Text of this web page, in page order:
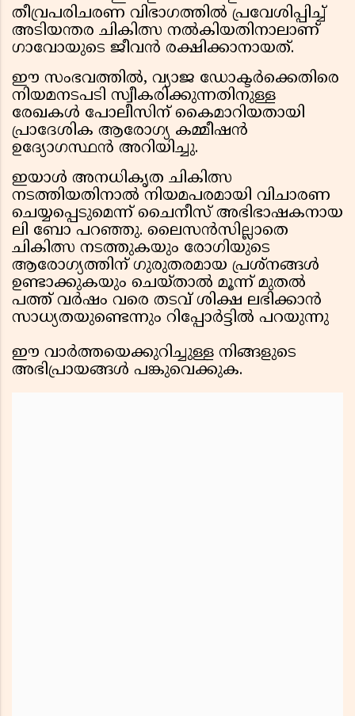
തീവ്രപരിചരണ വിഭാഗത്തിൽ പ്രവേശിപ്പിച്ച്
അടിയന്തര ചികിത്സ നൽകിയതിനാലാണ്
ഗാവോയുടെ ജീവൻ രക്ഷിക്കാനായത്.
ഈ സംഭവത്തിൽ, വ്യാജ ഡോക്ടർക്കെതിരെ
നിയമനടപടി സ്വീകരിക്കുന്നതിനുള്ള
രേഖകൾ പോലീസിന് കൈമാറിയതായി
പ്രാദേശിക ആരോഗ്യ കമ്മീഷൻ
ഉദ്യോഗസ്ഥൻ അറിയിച്ചു.
ഇയാൾ അനധികൃത ചികിത്സ
നടത്തിയതിനാൽ നിയമപരമായി വിചാരണ
ചെയ്യപ്പെടുമെന്ന് ചൈനീസ് അഭിഭാഷകനായ
ലി ബോ പറഞ്ഞു. ലൈസൻസില്ലാതെ
ചികിത്സ നടത്തുകയും രോഗിയുടെ
ആരോഗ്യത്തിന് ഗുരുതരമായ പ്രശ്നങ്ങൾ
ഉണ്ടാക്കുകയും ചെയ്താൽ മൂന്ന് മുതൽ
പത്ത് വർഷം വരെ തടവ് ശിക്ഷ ലഭിക്കാൻ
സാധ്യതയുണ്ടെന്നും റിപ്പോർട്ടിൽ പറയുന്നു
ഈ വാർത്തയെക്കുറിച്ചുള്ള നിങ്ങളുടെ
അഭിപ്രായങ്ങൾ പങ്കുവെക്കുക.